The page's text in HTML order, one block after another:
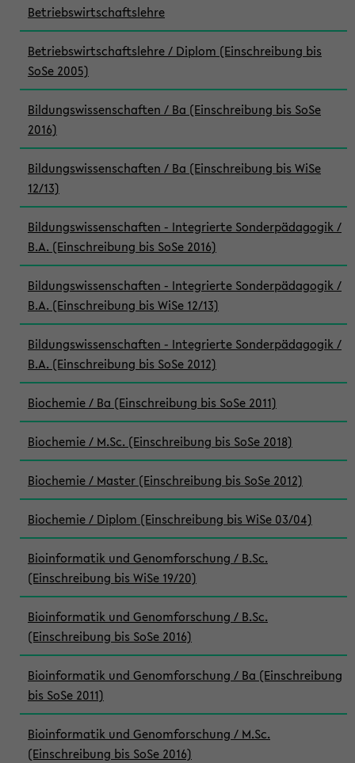
Betriebswirtschaftslehre
Betriebswirtschaftslehre / Diplom (Einschreibung bis
SoSe 2005)
Bildungswissenschaften / Ba (Einschreibung bis SoSe
2016)
Bildungswissenschaften / Ba (Einschreibung bis WiSe
12/13)
Bildungswissenschaften - Integrierte Sonderpädagogik /
B.A. (Einschreibung bis SoSe 2016)
Bildungswissenschaften - Integrierte Sonderpädagogik /
B.A. (Einschreibung bis WiSe 12/13)
Bildungswissenschaften - Integrierte Sonderpädagogik /
B.A. (Einschreibung bis SoSe 2012)
Biochemie / Ba (Einschreibung bis SoSe 2011)
Biochemie / M.Sc. (Einschreibung bis SoSe 2018)
Biochemie / Master (Einschreibung bis SoSe 2012)
Biochemie / Diplom (Einschreibung bis WiSe 03/04)
Bioinformatik und Genomforschung / B.Sc.
(Einschreibung bis WiSe 19/20)
Bioinformatik und Genomforschung / B.Sc.
(Einschreibung bis SoSe 2016)
Bioinformatik und Genomforschung / Ba (Einschreibung
bis SoSe 2011)
Bioinformatik und Genomforschung / M.Sc.
(Einschreibung bis SoSe 2016)